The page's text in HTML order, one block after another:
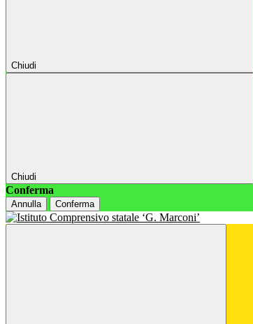
Chiudi
Chiudi
Conferma
Annulla Conferma